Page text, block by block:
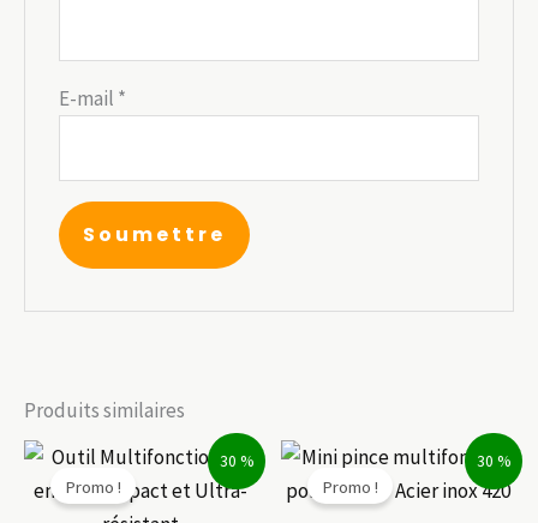
E-mail *
Produits similaires
30 %
Promo !
30 %
Promo !